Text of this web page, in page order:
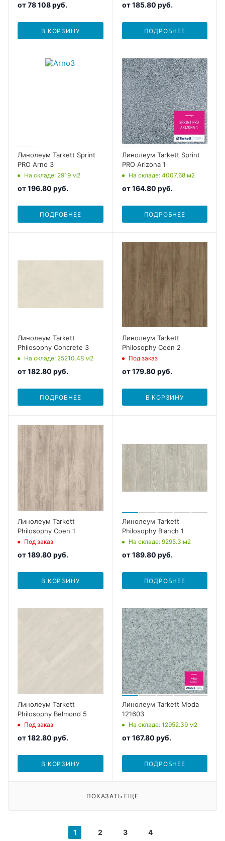
от78 108 руб.
В КОРЗИНУ
от185.80 руб.
ПОДРОБНЕЕ
Линолеум Tarkett Sprint
PRO Arno 3
На складе: 2919 м2
от196.80 руб.
ПОДРОБНЕЕ
Линолеум Tarkett Sprint
PRO Arizona 1
На складе: 4007.68 м2
от164.80 руб.
ПОДРОБНЕЕ
Линолеум Tarkett
Philosophy Concrete 3
На складе: 25210.48 м2
от182.80 руб.
ПОДРОБНЕЕ
Линолеум Tarkett
Philosophy Coen 2
Под заказ
от179.80 руб.
В КОРЗИНУ
Линолеум Tarkett
Philosophy Coen 1
Под заказ
от189.80 руб.
В КОРЗИНУ
Линолеум Tarkett
Philosophy Blanch 1
На складе: 9295.3 м2
от189.80 руб.
ПОДРОБНЕЕ
Линолеум Tarkett
Philosophy Belmond 5
Под заказ
от182.80 руб.
В КОРЗИНУ
Линолеум Tarkett Moda
121603
На складе: 12952.39 м2
от167.80 руб.
ПОДРОБНЕЕ
ПОКАЗАТЬ ЕЩЕ
1 2 3 4